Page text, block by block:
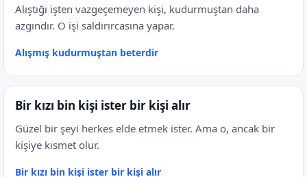
Alıştığı işten vazgeçemeyen kişi, kudurmuştan daha
azgındır. O işi saldırırcasına yapar.
Alışmış kudurmuştan beterdir
Bir kızı bin kişi ister bir kişi alır
Güzel bir şeyi herkes elde etmek ister. Ama o, ancak bir
kişiye kısmet olur.
Bir kızı bin kişi ister bir kişi alır